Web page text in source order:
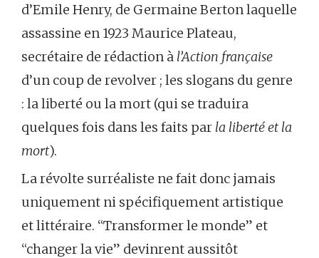
d’Emile Henry, de Germaine Berton laquelle
assassine en 1923 Maurice Plateau,
secrétaire de rédaction à l’Action française
d’un coup de revolver ; les slogans du genre
: la liberté ou la mort (qui se traduira
quelques fois dans les faits par la liberté et la
mort).
La révolte surréaliste ne fait donc jamais
uniquement ni spécifiquement artistique
et littéraire. “Transformer le monde” et
“changer la vie” devinrent aussitôt